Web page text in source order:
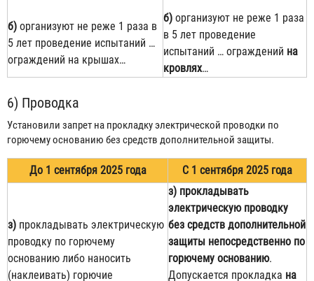
б) организуют не реже 1 раза в
5 лет проведение испытаний …
ограждений на крышах…
б) организуют не реже 1 раза
в 5 лет проведение
испытаний … ограждений на
кровлях…
6) Проводка
Установили запрет на прокладку электрической проводки по
горючему основанию без средств дополнительной защиты.
До 1 сентября 2025 года С 1 сентября 2025 года
з) прокладывать электрическую
проводку по горючему
основанию либо наносить
(наклеивать) горючие
з) прокладывать
электрическую проводку
без средств дополнительной
защиты непосредственно по
горючему основанию.
Допускается прокладка на